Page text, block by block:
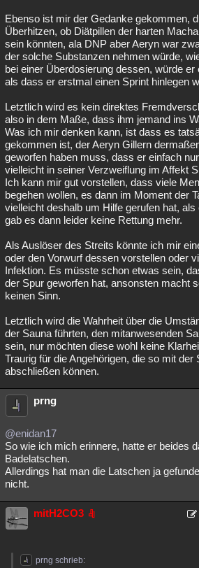
Ebenso ist mir der Gedanke gekommen,
Überhitzen, ob Diätpillen der harten
sein könnten, ala DNP aber Aeryn war
der solche Substanzen nehmen würde,
bei einer Überdosierung dessen, würde
als dass er erstmal einen Sprint hinlegen
Letztlich wird es kein direktes
also in dem Maße, dass ihm jemand ins
Was ich mir denken kann, ist dass es
gekommen ist, der Aeryn Gillern
geworfen haben muss, dass er einfach
vielleicht in seiner Verzweiflung im Affekt
Ich kann mir gut vorstellen, dass viele
begehen wollen, es dann im Moment der
vielleicht deshalb um Hilfe gerufen hat,
gab es dann leider keine Rettung mehr.
Als Auslöser des Streits könnte ich mir
oder den Vorwurf dessen vorstellen oder
Infektion. Es müsste schon etwas sein,
der Spur geworfen hat, ansonsten macht
keinen Sinn.
Letztlich wird die Wahrheit über die
der Sauna führten, den mitanwesenden
sein, nur möchten diese wohl keine
Traurig für die Angehörigen, die so mit
abschließen können.
prng
@enidan17
So wie ich mich erinnere, hatte er beides
Badelatschen.
Allerdings hat man die Latschen ja
nicht.
mitH2CO3
prng schrieb: